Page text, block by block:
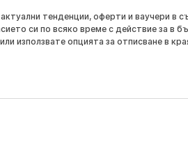
тенденции, оферти и ваучери в
си по всяко време с действие за в
или използвате опцията за отписване в